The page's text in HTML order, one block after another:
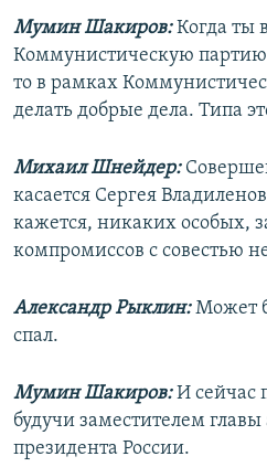
Мумин Шакиров:Когда ты
Коммунистическую
то в рамках
делать добрые дела. Типа
Михаил Шнейдер:
касается Сергея
кажется, никаких особых,
компромиссов с совестью
Александр Рыклин:Может
спал.
Мумин Шакиров:И сейчас
будучи заместителем
президента России.